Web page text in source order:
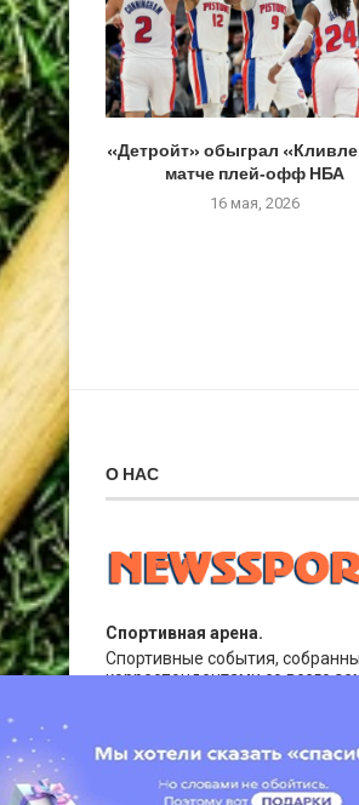
«Детройт» обыграл
матче плей‑офф НБА
16 мая, 2026
О НАС
Спортивная арена.
Спортивные события,
корреспондентами со всего
публикуем новости о футболе
теннисе. Также актуальная